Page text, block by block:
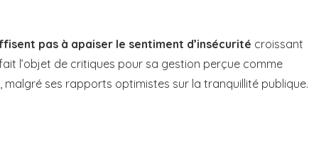
pas à apaiser le sentiment d’insécurité croissant
l’objet de critiques pour sa gestion perçue comme
ses rapports optimistes sur la tranquillité publique.